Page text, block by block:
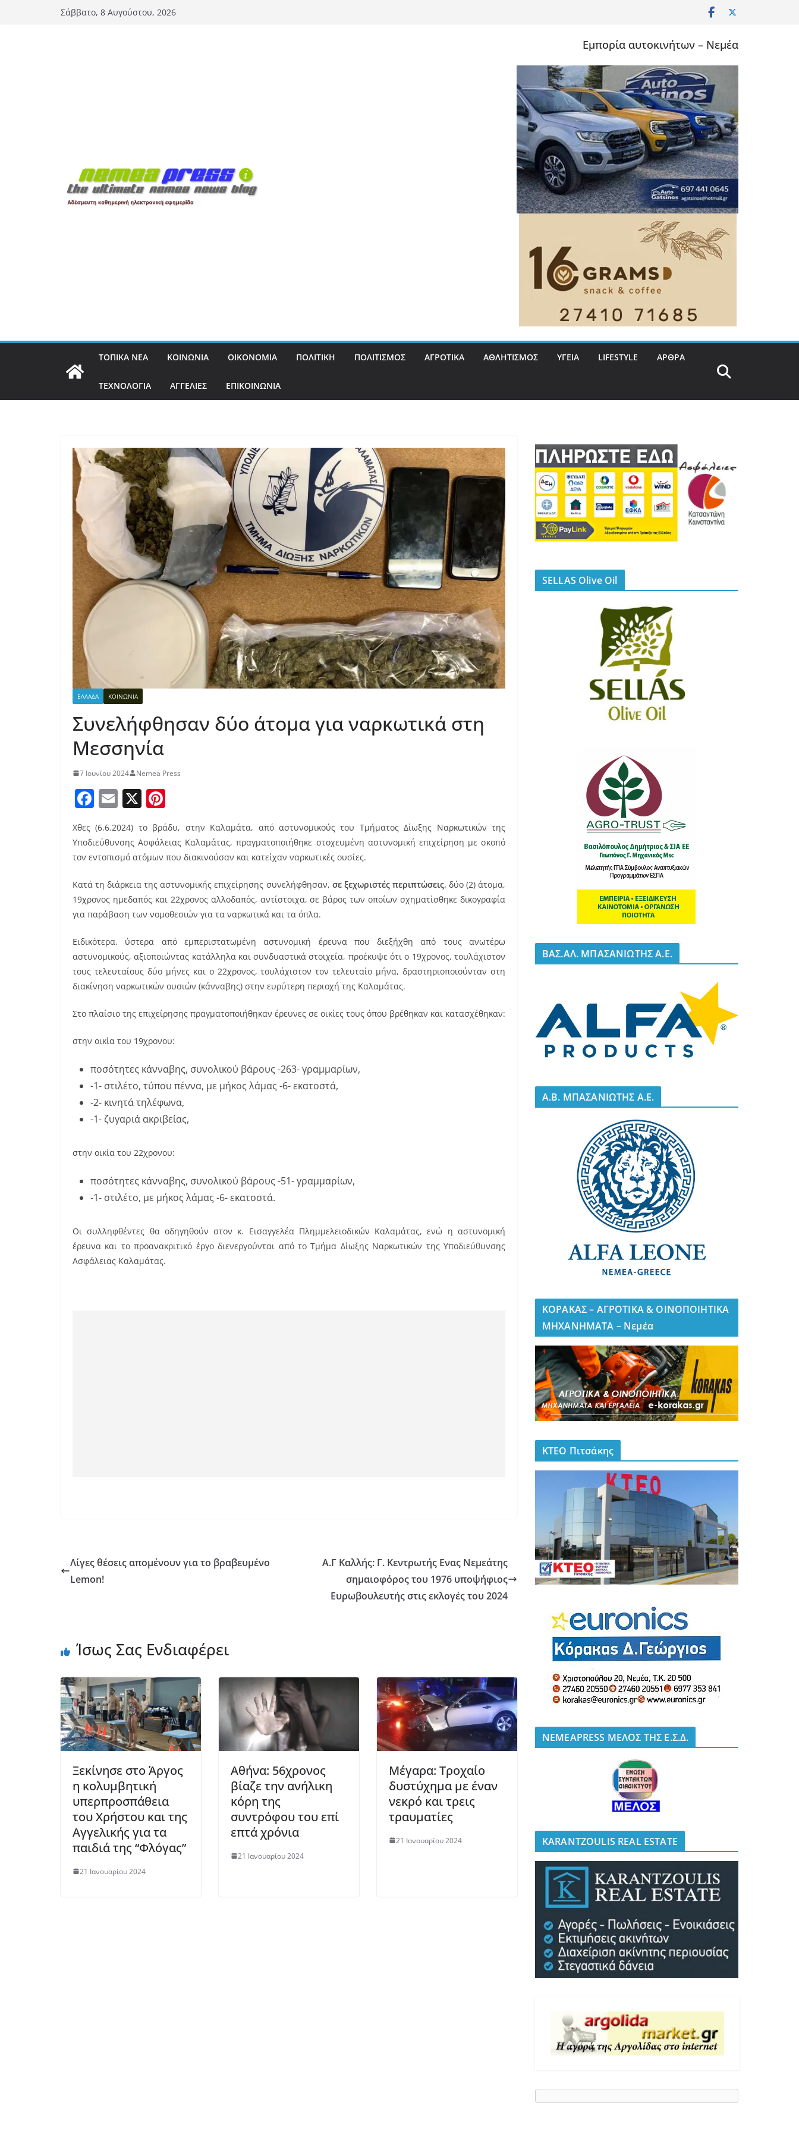
Σάββατο, 8 Αυγούστου, 2026
Εμπορία αυτοκινήτων – Νεμέα
ΤΟΠΙΚΑ ΝΕΑ ΚΟΙΝΩΝΙΑ ΟΙΚΟΝΟΜΙΑ ΠΟΛΙΤΙΚΗ ΠΟΛΙΤΙΣΜΟΣ ΑΓΡΟΤΙΚΑ ΑΘΛΗΤΙΣΜΟΣ ΥΓΕΙΑ LIFESTYLE ΑΡΘΡΑ
ΤΕΧΝΟΛΟΓΙΑ ΑΓΓΕΛΙΕΣ ΕΠΙΚΟΙΝΩΝΙΑ
ΕΛΛΑΔΑ ΚΟΙΝΩΝΙΑ
Συνελήφθησαν δύο άτομα για ναρκωτικά στη
Μεσσηνία
7 Ιουνίου 2024 Nemea Press
F
c
e
o
o
k
E
ai
l
X
nt
er
e
Χθες (6.6.2024) το βράδυ, στην Καλαμάτα, από αστυνομικούς του Τμήματος Δίωξης Ναρκωτικών της
Υποδιεύθυνσης Ασφάλειας Καλαμάτας, πραγματοποιήθηκε στοχευμένη αστυνομική επιχείρηση με σκοπό
τον εντοπισμό ατόμων που διακινούσαν και κατείχαν ναρκωτικές ουσίες.
Κατά τη διάρκεια της αστυνομικής επιχείρησης συνελήφθησαν, σε ξεχωριστές περιπτώσεις, δύο (2) άτομα,
19χρονος ημεδαπός και 22χρονος αλλοδαπός, αντίστοιχα, σε βάρος των οποίων σχηματίσθηκε δικογραφία
για παράβαση των νομοθεσιών για τα ναρκωτικά και τα όπλα.
Ειδικότερα, ύστερα από εμπεριστατωμένη αστυνομική έρευνα που διεξήχθη από τους ανωτέρω
αστυνομικούς, αξιοποιώντας κατάλληλα και συνδυαστικά στοιχεία, προέκυψε ότι ο 19χρονος, τουλάχιστον
τους τελευταίους δύο μήνες και ο 22χρονος, τουλάχιστον τον τελευταίο μήνα, δραστηριοποιούνταν στη
διακίνηση ναρκωτικών ουσιών (κάνναβης) στην ευρύτερη περιοχή της Καλαμάτας.
Στο πλαίσιο της επιχείρησης πραγματοποιήθηκαν έρευνες σε οικίες τους όπου βρέθηκαν και κατασχέθηκαν:
στην οικία του 19χρονου:
ποσότητες κάνναβης, συνολικού βάρους -263- γραμμαρίων,
-1- στιλέτο, τύπου πέννα, με μήκος λάμας -6- εκατοστά,
-2- κινητά τηλέφωνα,
-1- ζυγαριά ακριβείας,
στην οικία του 22χρονου:
ποσότητες κάνναβης, συνολικού βάρους -51- γραμμαρίων,
-1- στιλέτο, με μήκος λάμας -6- εκατοστά.
Οι συλληφθέντες θα οδηγηθούν στον κ. Εισαγγελέα Πλημμελειοδικών Καλαμάτας, ενώ η αστυνομική
έρευνα και το προανακριτικό έργο διενεργούνται από το Τμήμα Δίωξης Ναρκωτικών της Υποδιεύθυνσης
Ασφάλειας Καλαμάτας.
Λίγες θέσεις απομένουν για το βραβευμένο
Lemon!
Α.Γ Καλλής: Γ. Κεντρωτής Ενας Νεμεάτης
σημαιοφόρος του 1976 υποψήφιος
Ευρωβουλευτής στις εκλογές του 2024
Ίσως Σας Ενδιαφέρει
Ξεκίνησε στο Άργος
η κολυμβητική
υπερπροσπάθεια
του Χρήστου και της
Αγγελικής για τα
παιδιά της “Φλόγας”
21 Ιανουαρίου 2024
Αθήνα: 56χρονος
βίαζε την ανήλικη
κόρη της
συντρόφου του επί
επτά χρόνια
21 Ιανουαρίου 2024
Μέγαρα: Τροχαίο
δυστύχημα με έναν
νεκρό και τρεις
τραυματίες
21 Ιανουαρίου 2024
SELLAS Olive Oil
BΑΣ.ΑΛ. ΜΠΑΣΑΝΙΩΤΗΣ Α.Ε.
A.B. ΜΠΑΣΑΝΙΩΤΗΣ Α.Ε.
ΚΟΡΑΚΑΣ – ΑΓΡΟΤΙΚΑ & ΟΙΝΟΠΟΙΗΤΙΚΑ
ΜΗΧΑΝΗΜΑΤΑ – Νεμέα
ΚΤΕΟ Πιτσάκης
NEMEAPRESS ΜΕΛΟΣ ΤΗΣ Ε.Σ.Δ.
KARANTZOULIS REAL ESTATE